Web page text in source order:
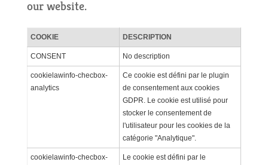
our website.
COOKIE DESCRIPTION
CONSENT No description
cookielawinfo-checbox-
analytics
Ce cookie est défini par le plugin
de consentement aux cookies
GDPR. Le cookie est utilisé pour
stocker le consentement de
l'utilisateur pour les cookies de la
catégorie "Analytique".
cookielawinfo-checbox-
Le cookie est défini par le